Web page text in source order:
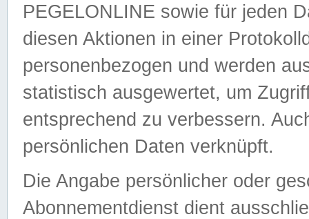
PEGELONLINE sowie für jeden
diesen Aktionen in einer
personenbezogen und werden
statistisch ausgewertet, um
entsprechend zu verbessern.
persönlichen Daten verknüpft.
Die Angabe persönlicher oder
Abonnementdienst dient